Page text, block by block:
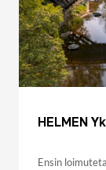
HELMEN
Ensin